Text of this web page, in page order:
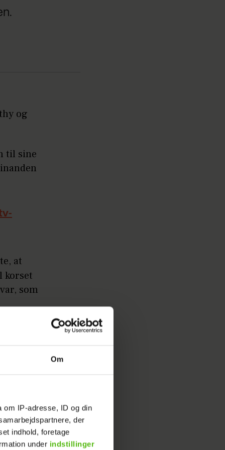
Om
IP-adresse, ID og din
der
indhold, foretage
under indstillinger
og
til sine
at
korset
som